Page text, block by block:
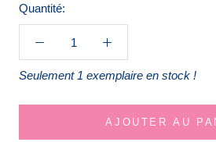
Quantité:
Seulement 1 exemplaire en stock !
AJOUTER AU